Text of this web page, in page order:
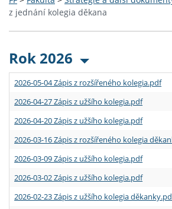
z jednání kolegia děkana
Rok 2026
2026-05-04 Zápis z rozšířeného kolegia.pdf
2026-04-27 Zápis z užšího kolegia.pdf
2026-04-20 Zápis z užšího kolegia.pdf
2026-03-16 Zápis z rozšířeného kolegia
2026-03-09 Zápis z užšího kolegia.pdf
2026-03-02 Zápis z užšího kolegia.pdf
2026-02-23 Zápis z užšího kolegia